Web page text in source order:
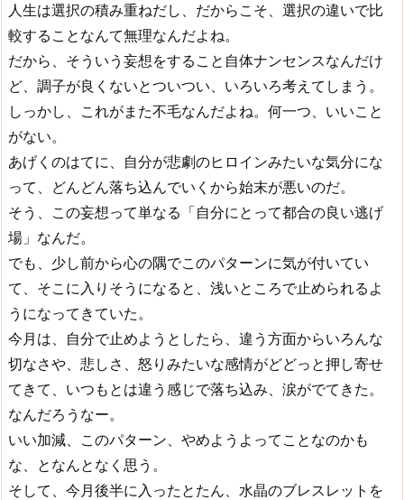
人生は選択の積み重ねだし、だからこそ、選択の違いで比
較することなんて無理なんだよね。
だから、そういう妄想をすること自体ナンセンスなんだけ
ど、調子が良くないとついつい、いろいろ考えてしまう。
しっかし、これがまた不毛なんだよね。何一つ、いいこと
がない。
あげくのはてに、自分が悲劇のヒロインみたいな気分にな
って、どんどん落ち込んでいくから始末が悪いのだ。
そう、この妄想って単なる「自分にとって都合の良い逃げ
場」なんだ。
でも、少し前から心の隅でこのパターンに気が付いてい
て、そこに入りそうになると、浅いところで止められるよ
うになってきていた。
今月は、自分で止めようとしたら、違う方面からいろんな
切なさや、悲しさ、怒りみたいな感情がどどっと押し寄せ
てきて、いつもとは違う感じで落ち込み、涙がでてきた。
なんだろうなー。
いい加減、このパターン、やめようよってことなのかも
な、となんとなく思う。
そして、今月後半に入ったとたん、水晶のブレスレットを